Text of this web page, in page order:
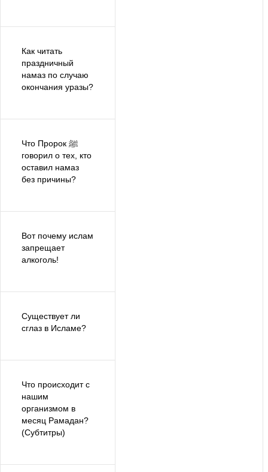
Как читать
праздничный
намаз по случаю
окончания уразы?
Что Пророк ﷺ
говорил о тех, кто
оставил намаз
без причины?
Вот почему ислам
запрещает
алкоголь!
Существует ли
сглаз в Исламе?
Что происходит с
нашим
организмом в
месяц Рамадан?
(Субтитры)